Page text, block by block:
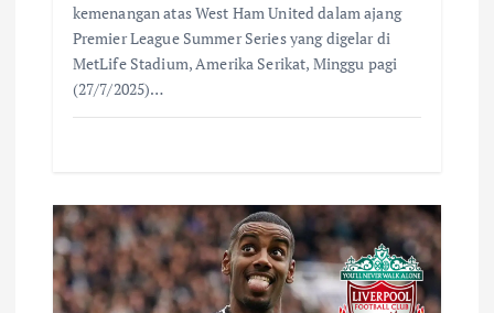
kemenangan atas West Ham United dalam ajang
Premier League Summer Series yang digelar di
MetLife Stadium, Amerika Serikat, Minggu pagi
(27/7/2025)…